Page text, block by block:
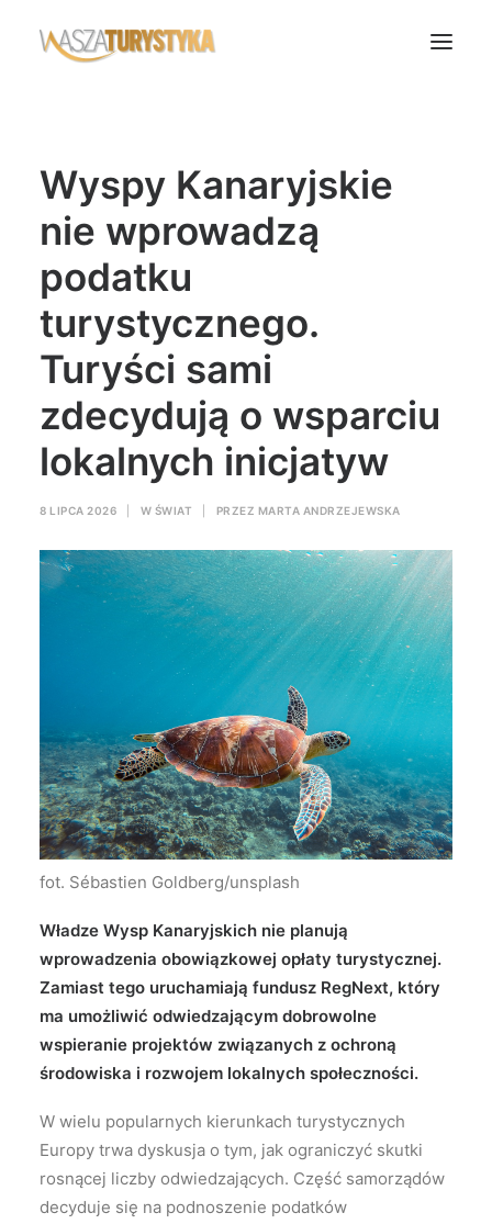
Biura podróży
Transport
Noclegi
Polska
Świat
Podcasty
Rok Kobiet
Wasze Podróże
Wyszukiwanie
Wyspy Kanaryjskie
nie wprowadzą
podatku
turystycznego.
Turyści sami
zdecydują o wsparciu
lokalnych inicjatyw
8 LIPCA 2026 W ŚWIAT PRZEZ MARTA ANDRZEJEWSKA
fot. Sébastien Goldberg/unsplash
Władze Wysp Kanaryjskich nie planują
wprowadzenia obowiązkowej opłaty turystycznej.
Zamiast tego uruchamiają fundusz RegNext, który
ma umożliwić odwiedzającym dobrowolne
wspieranie projektów związanych z ochroną
środowiska i rozwojem lokalnych społeczności.
W wielu popularnych kierunkach turystycznych
Europy trwa dyskusja o tym, jak ograniczyć skutki
rosnącej liczby odwiedzających. Część samorządów
decyduje się na podnoszenie podatków